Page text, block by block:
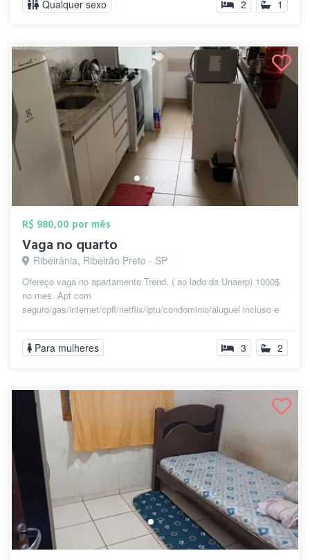
Qualquer sexo 2 1
R$ 980,00 por mês
Vaga no quarto
Ribeirânia, Ribeirão Preto - SP
Ofereço vaga no apartamento Trend. ( ao lado da Unaerp) 1000$
no mes. Apt com
seguro/gas/internet/cpfl/netflix/iptu/condominio/aluguel incluso e
Para mulheres 3 2